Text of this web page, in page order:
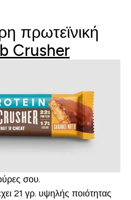
πρωτεϊνική
Crusher
σου.
21 γρ. υψηλής ποιότητας